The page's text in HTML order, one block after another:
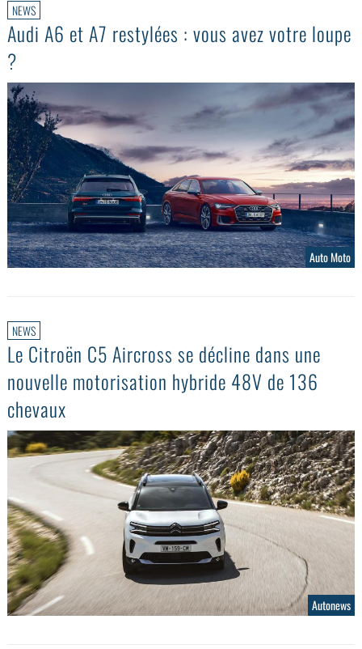
NEWS
Audi A6 et A7 restylées : vous avez votre loupe
?
Auto Moto
NEWS
Le Citroën C5 Aircross se décline dans une
nouvelle motorisation hybride 48V de 136
chevaux
Autonews